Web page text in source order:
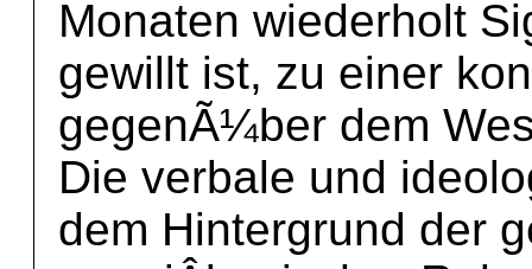
Monaten wiederholt
gewillt ist, zu einer
gegenÃ¼ber dem
Die verbale und
dem Hintergrund der